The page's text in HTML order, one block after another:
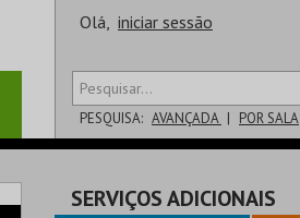
Olá, iniciar sessão
PESQUISA: AVANÇADA POR SALA
SERVIÇOS ADICIONAIS